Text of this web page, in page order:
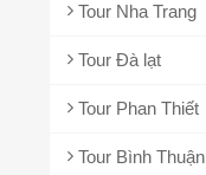
Tour Nha Trang
Tour Đà lạt
Tour Phan Thiết
Tour Bình Thuận